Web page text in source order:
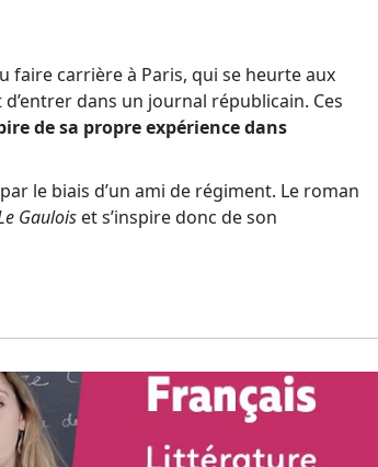
faire carrière à Paris, qui se heurte aux
dans un journal républicain. Ces
de sa propre expérience dans
le biais d’un ami de régiment. Le roman
Gaulois et s’inspire donc de son